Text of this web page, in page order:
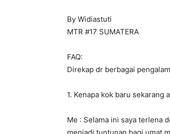
By Widiastuti
MTR #17 SUMATERA
FAQ:
Direkap dr berbagai
1. Kenapa kok baru sekarang
Me : Selama ini saya terlena